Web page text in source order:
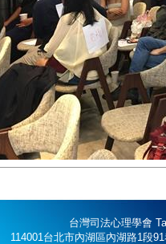
台灣司法心理學會
114001台北市內湖區內湖路1段